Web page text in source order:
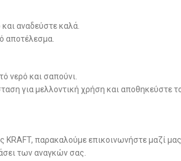
αναδεύστε καλά.
αποτέλεσμα.
νερό και σαπούνι.
για μελλοντική χρήση και
KRAFT, παρακαλούμε επικοινωνήστε μαζί
των αναγκών σας.